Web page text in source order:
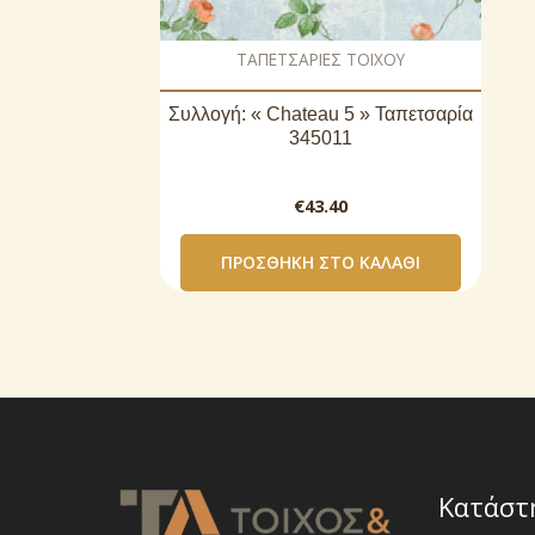
ΤΑΠΕΤΣΑΡΙΕΣ ΤΟΙΧΟΥ
Συλλογή: « Chateau 5 » Ταπετσαρία
345011
€43.40
ΠΡΟΣΘΉΚΗ ΣΤΟ ΚΑΛΆΘΙ